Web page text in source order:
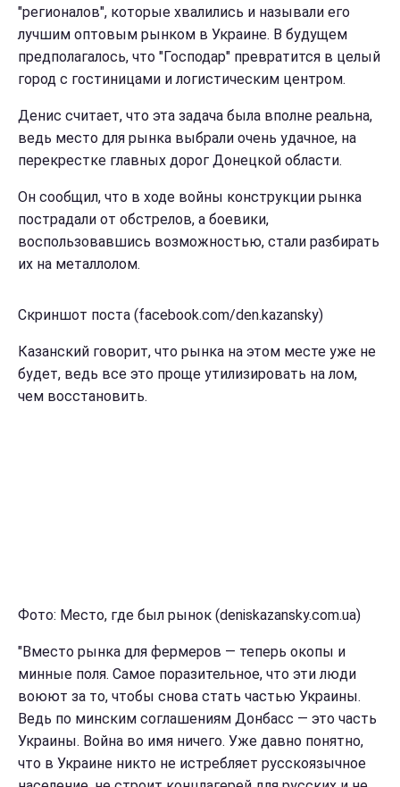
"регионалов", которые хвалились и называли его
лучшим оптовым рынком в Украине. В будущем
предполагалось, что "Господар" превратится в целый
город с гостиницами и логистическим центром.
Денис считает, что эта задача была вполне реальна,
ведь место для рынка выбрали очень удачное, на
перекрестке главных дорог Донецкой области.
Он сообщил, что в ходе войны конструкции рынка
пострадали от обстрелов, а боевики,
воспользовавшись возможностью, стали разбирать
их на металлолом.
Скриншот поста (facebook.com/den.kazansky)
Казанский говорит, что рынка на этом месте уже не
будет, ведь все это проще утилизировать на лом,
чем восстановить.
Фото: Место, где был рынок (deniskazansky.com.ua)
"Вместо рынка для фермеров — теперь окопы и
минные поля. Самое поразительное, что эти люди
воюют за то, чтобы снова стать частью Украины.
Ведь по минским соглашениям Донбасс — это часть
Украины. Война во имя ничего. Уже давно понятно,
что в Украине никто не истребляет русскоязычное